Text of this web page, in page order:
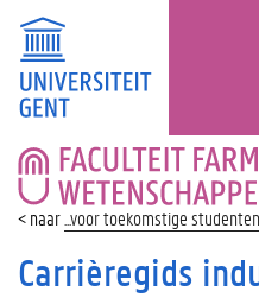
FACULTEIT
FARMACEUTISCHE
WETENSCHAPPEN
...voor toekomstige studenten
Carrièregids